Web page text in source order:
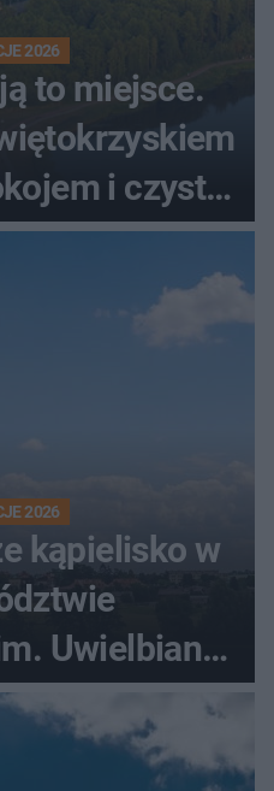
2026
to miejsce.
i czystą
2026
kąpielisko w
Uwielbiany
i turystów